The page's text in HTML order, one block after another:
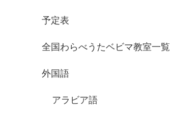
予定表
全国わらべうたベビマ教室一覧
外国語
アラビア語